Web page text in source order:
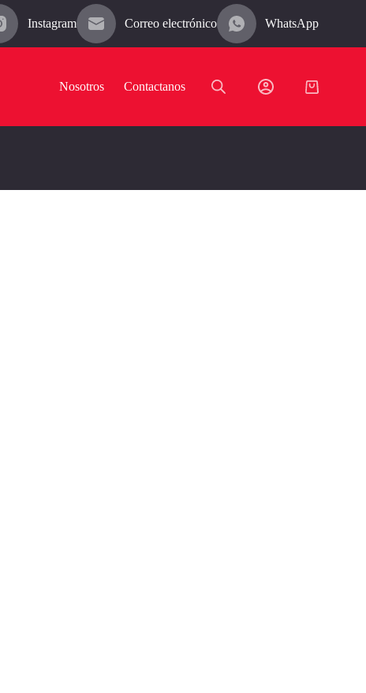
Instagram Correo electrónico WhatsApp
Nosotros Contactanos
Carro